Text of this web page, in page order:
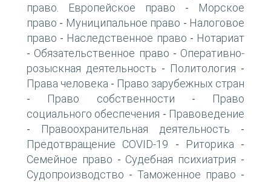
право. Европейское право -
Морское
право - Муниципальное право - Налоговое
право - Наследственное право - Нотариат
- Обязательственное право - Оперативно-
розыскная деятельность - Политология -
Права человека - Право зарубежных стран
- Право собственности -
Право
социального обеспечения - Правоведение
- Правоохранительная деятельность -
Предотвращение COVID-19 - Риторика -
Семейное право - Судебная психиатрия -
Судопроизводство - Таможенное право -